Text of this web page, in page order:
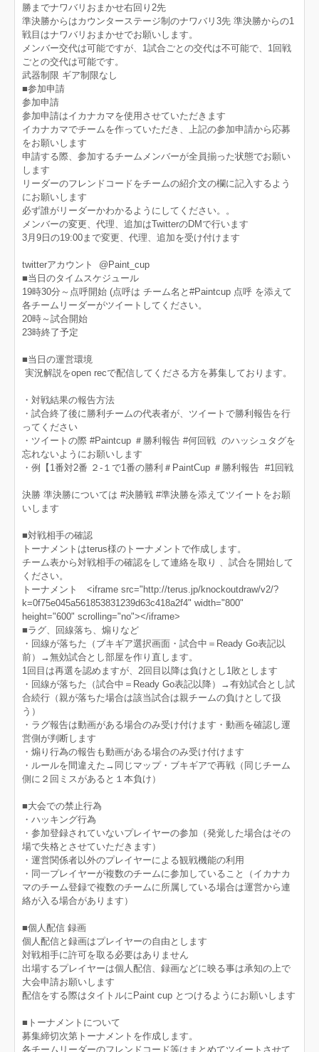
勝までナワバリおまかせ右回り2先
準決勝からはカウンターステージ制のナワバリ3先 準決勝からの1
戦目はナワバリおまかせでお願いします。
メンバー交代は可能ですが、1試合ごとの交代は不可能で、1回戦
ごとの交代は可能です。
武器制限 ギア制限なし
■参加申請
参加申請
参加申請はイカナカマを使用させていただきます
イカナカマでチームを作っていただき、上記の参加申請から応募
をお願いします
申請する際、参加するチームメンバーが全員揃った状態でお願い
します
リーダーのフレンドコードをチームの紹介文の欄に記入するよう
にお願いします
必ず誰がリーダーかわかるようにしてください。。
メンバーの変更、代理、追加はTwitterのDMで行います
3月9日の19:00まで変更、代理、追加を受け付けます
twitterアカウント @Paint_cup
■当日のタイムスケジュール
19時30分～点呼開始 (点呼は チーム名と#Paintcup 点呼 を添えて
各チームリーダーがツイートしてください。
20時～試合開始
23時終了予定
■当日の運営環境
実況解説をopen recで配信してくださる方を募集しております。
・対戦結果の報告方法
・試合終了後に勝利チームの代表者が、ツイートで勝利報告を行
ってください
・ツイートの際 #Paintcup ＃勝利報告 #何回戦 のハッシュタグを
忘れないようにお願いします
・例【1番対2番 ２-１で1番の勝利＃PaintCup ＃勝利報告 #1回戦
決勝 準決勝については #決勝戦 #準決勝を添えてツイートをお願
いします
■対戦相手の確認
トーナメントはterus様のトーナメントで作成します。
チーム表から対戦相手の確認をして連絡を取り 、試合を開始して
ください。
トーナメント <iframe src="http://terus.jp/knockoutdraw/v2/?
k=0f75e045a561853831239d63c418a2f4" width="800"
height="600" scrolling="no"></iframe>
■ラグ、回線落ち、煽りなど
・回線が落ちた（ブキギア選択画面・試合中＝Ready Go表記以
前）→無効試合とし部屋を作り直します。
1回目は再選を認めますが、2回目以降は負けとし1敗とします
・回線が落ちた（試合中＝Ready Go表記以降）→有効試合とし試
合続行（親が落ちた場合は該当試合は親チームの負けとして扱
う）
・ラグ報告は動画がある場合のみ受け付けます・動画を確認し運
営側が判断します
・煽り行為の報告も動画がある場合のみ受け付けます
・ルールを間違えた→同じマップ・ブキギアで再戦（同じチーム
側に２回ミスがあると１本負け）
■大会での禁止行為
・ハッキング行為
・参加登録されていないプレイヤーの参加（発覚した場合はその
場で失格とさせていただきます）
・運営関係者以外のプレイヤーによる観戦機能の利用
・同一プレイヤーが複数のチームに参加していること（イカナカ
マのチーム登録で複数のチームに所属している場合は運営から連
絡が入る場合があります）
■個人配信 録画
個人配信と録画はプレイヤーの自由とします
対戦相手に許可を取る必要はありません
出場するプレイヤーは個人配信、録画などに映る事は承知の上で
大会申請お願いします
配信をする際はタイトルにPaint cup とつけるようにお願いします
■トーナメントについて
募集締切次第トーナメントを作成します。
各チームリーダーのフレンドコード等はまとめてツイートさせて